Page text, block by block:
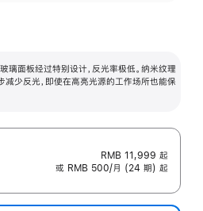
璃面板经过特别设计，反光率极低。纳米纹理
减少反光，即使在高亮光源的工作场所也能保
RMB 11,999 起
或 RMB 500/月 (24 期) 起